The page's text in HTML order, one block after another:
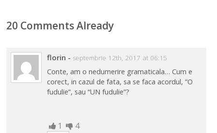
20 Comments Already
florin - septembrie 12th, 2017 at 06:15
Conte, am o nedumerire gramaticala… Cum e
corect, in cazul de fata, sa se faca acordul, “O
fudulie”, sau “UN fudulie”?
1 4